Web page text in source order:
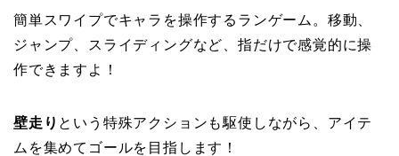
簡単スワイプでキャラを操作するランゲーム。移動、
ジャンプ、スライディングなど、指だけで感覚的に操
作できますよ！
壁走り という特殊アクションも駆使しながら、アイテ
ムを集めてゴールを目指します！